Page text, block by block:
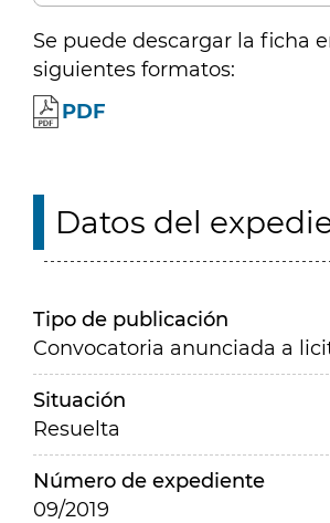
Se puede descargar la ficha
siguientes formatos:
PDF
Datos del
Tipo de publicación
Convocatoria anunciada a
Situación
Resuelta
Número de expediente
09/2019